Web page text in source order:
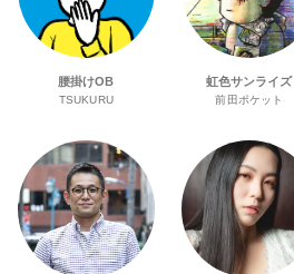
腰掛けOB
TSUKURU
虹色サンライズ
前田ポケット